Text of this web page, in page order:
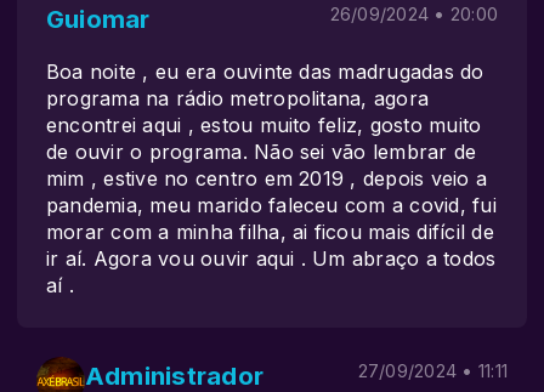
Guiomar 26/09/2024 • 20:00
Boa noite , eu era ouvinte das madrugadas do
programa na rádio metropolitana, agora
encontrei aqui , estou muito feliz, gosto muito
de ouvir o programa. Não sei vão lembrar de
mim , estive no centro em 2019 , depois veio a
pandemia, meu marido faleceu com a covid, fui
morar com a minha filha, ai ficou mais difícil de
ir aí. Agora vou ouvir aqui . Um abraço a todos
aí .
Administrador 27/09/2024 • 11:11